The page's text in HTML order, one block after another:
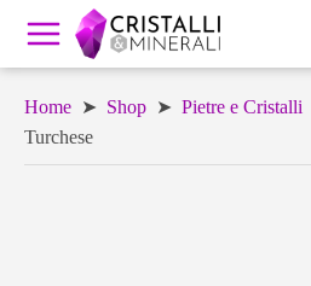
Home ➤ Shop ➤ Pietre e Cristalli
Turchese